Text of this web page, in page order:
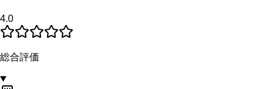
4.0
総合評価